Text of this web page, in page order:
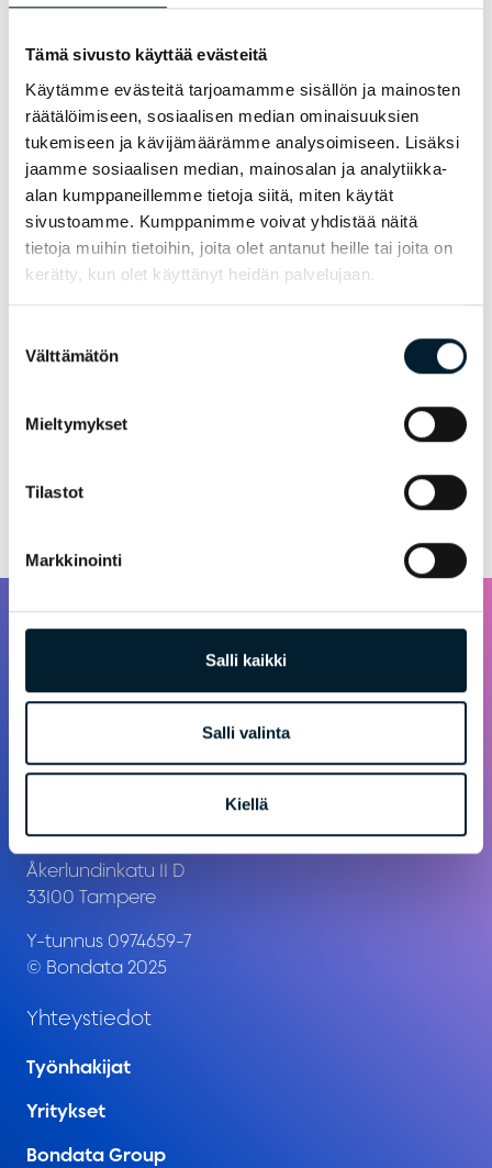
Tämä sivusto käyttää evästeitä
Käytämme evästeitä tarjoamamme sisällön ja mainosten
räätälöimiseen, sosiaalisen median ominaisuuksien
tukemiseen ja kävijämäärämme analysoimiseen. Lisäksi
jaamme sosiaalisen median, mainosalan ja analytiikka-
alan kumppaneillemme tietoja siitä, miten käytät
sivustoamme. Kumppanimme voivat yhdistää näitä
tietoja muihin tietoihin, joita olet antanut heille tai joita on
kerätty, kun olet käyttänyt heidän palvelujaan.
valinta
Välttämätön
Mieltymykset
Tilastot
Markkinointi
Salli kaikki
Salli valinta
Kiellä
040 734 3195
milana.virtanen@bondata.fi
Sijainti: Kauppatie 14, 65610 Mustasaari
HAE TYÖPAIKKAA
Åkerlundinkatu 11 D
33100 Tampere
Y-tunnus 0974659-7
© Bondata 2025
Yhteystiedot
Työnhakijat
Yritykset
Bondata Group